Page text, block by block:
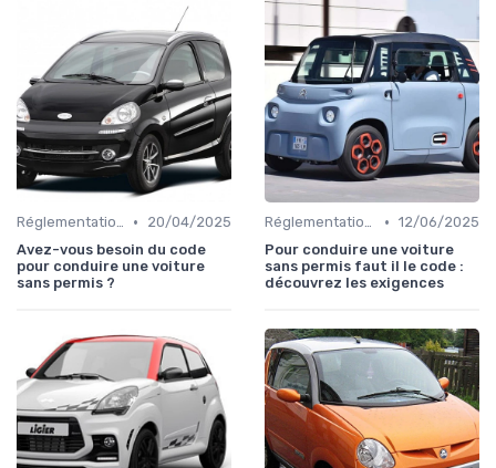
Réglementations sur les Véhicules sans Permis •
20/04/2025
Avez-vous besoin du code
pour conduire une voiture
sans permis ?
Réglementations sur les Véhicules sans Permis • 12/06/2025
Pour conduire une voiture
sans permis faut il le code :
découvrez les exigences